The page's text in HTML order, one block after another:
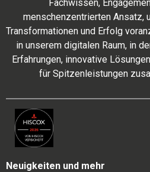
Fachwissen,
menschenzentrierten Ansatz,
Transformationen und Erfolg
in unserem digitalen Raum, in
Erfahrungen, innovative
für Spitzenleistungen
Neuigkeiten und mehr